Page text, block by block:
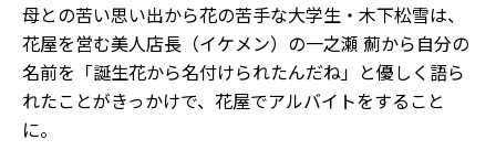
母との苦い思い出から花の苦手な大学生・木下松雪は、
花屋を営む美人店長（イケメン）の一之瀬 薊から自分の
名前を「誕生花から名付けられたんだね」と優しく語ら
れたことがきっかけで、花屋でアルバイトをすること
に。